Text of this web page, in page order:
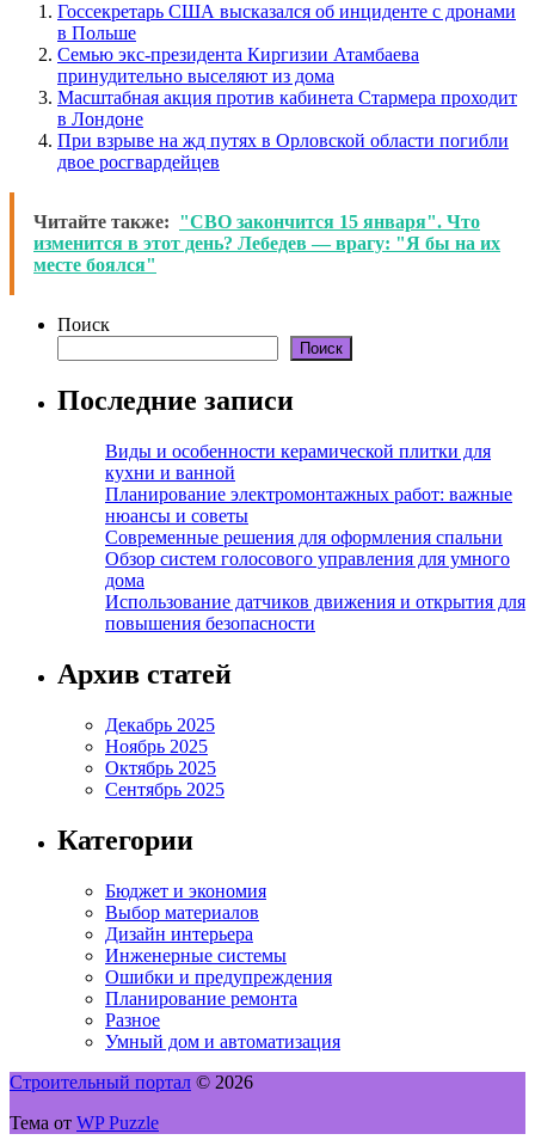
Госсекретарь США высказался об инциденте с дронами
в Польше
Семью экс-президента Киргизии Атамбаева
принудительно выселяют из дома
Масштабная акция против кабинета Стармера проходит
в Лондоне
При взрыве на жд путях в Орловской области погибли
двое росгвардейцев
Читайте также: "СВО закончится 15 января". Что
изменится в этот день? Лебедев — врагу: "Я бы на их
месте боялся"
Поиск
Поиск
Последние записи
Виды и особенности керамической плитки для
кухни и ванной
Планирование электромонтажных работ: важные
нюансы и советы
Современные решения для оформления спальни
Обзор систем голосового управления для умного
дома
Использование датчиков движения и открытия для
повышения безопасности
Архив статей
Декабрь 2025
Ноябрь 2025
Октябрь 2025
Сентябрь 2025
Категории
Бюджет и экономия
Выбор материалов
Дизайн интерьера
Инженерные системы
Ошибки и предупреждения
Планирование ремонта
Разное
Умный дом и автоматизация
Строительный портал © 2026
Тема от WP Puzzle